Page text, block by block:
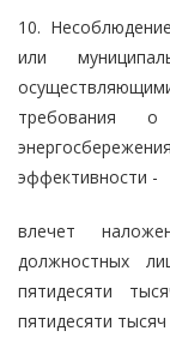
10.
или
требования
эффективности -
влечет
должностных
пятидесяти
пятидесяти